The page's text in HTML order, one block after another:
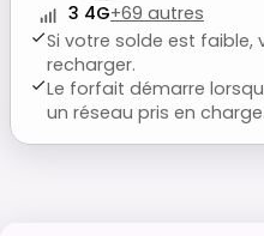
3 4G+69 autres
Si votre solde est faible,
recharger.
Le forfait démarre
un réseau pris en charge.